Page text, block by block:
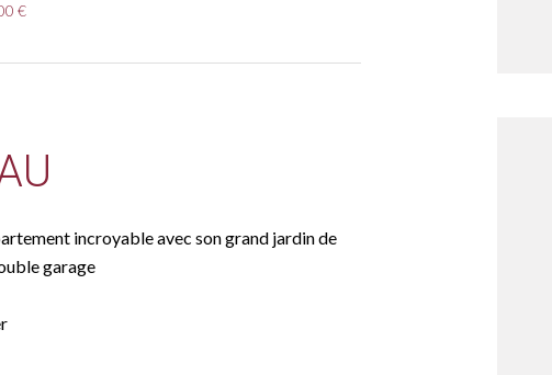
€
incroyable avec son grand jardin de
garage